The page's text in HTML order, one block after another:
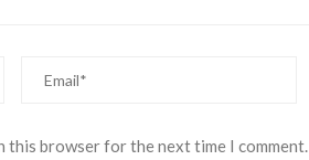
this browser for the next time I comment.